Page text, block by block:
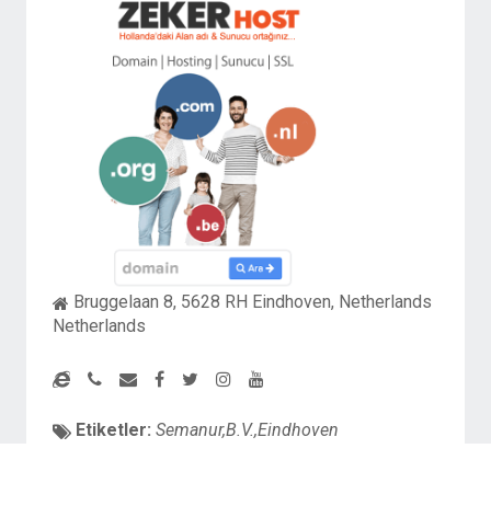
Bruggelaan 8, 5628 RH Eindhoven, Netherlands
Netherlands
Etiketler: Semanur,B.V.,Eindhoven